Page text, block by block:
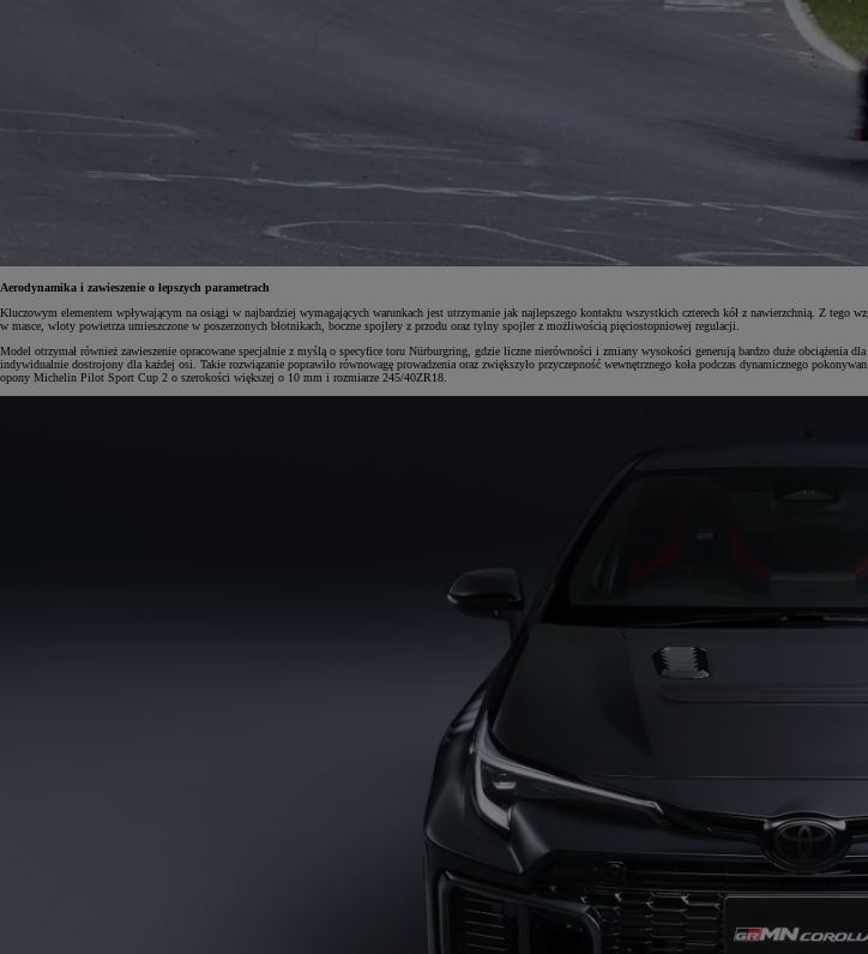
Aerodynamika i zawieszenie o lepszych parametrach
Kluczowym elementem wpływającym na osiągi w najbardziej wymagających warunkach jest utrzymanie jak najlepszego kontaktu wszystkich czterech kół z nawierzchnią. Z tego
w masce, wloty powietrza umieszczone w poszerzonych błotnikach, boczne spojlery z przodu oraz tylny spojler z możliwością pięciostopniowej regulacji.
Model otrzymał również zawieszenie opracowane specjalnie z myślą o specyfice toru Nürburgring, gdzie liczne nierówności i zmiany wysokości generują bardzo duże
indywidualnie dostrojony dla każdej osi. Takie rozwiązanie poprawiło równowagę prowadzenia oraz zwiększyło przyczepność wewnętrznego koła podczas dynamicznego
opony Michelin Pilot Sport Cup 2 o szerokości większej o 10 mm i rozmiarze 245/40ZR18.